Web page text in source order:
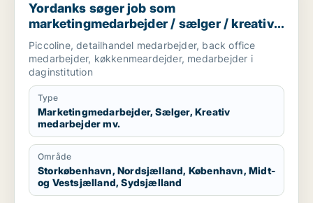
Yordanks søger job som
marketingmedarbejder / sælger / kreativ
medarbejder / produktspecialist / kok
Piccoline, detailhandel medarbejder, back office
medarbejder, køkkenmeardejder, medarbejder i
daginstitution
Type
Marketingmedarbejder, Sælger, Kreativ
medarbejder mv.
Område
Storkøbenhavn, Nordsjælland, København, Midt-
og Vestsjælland, Sydsjælland